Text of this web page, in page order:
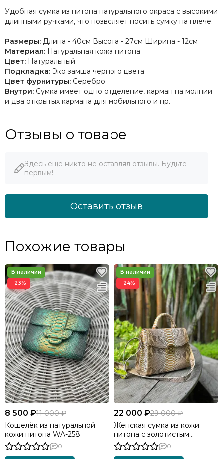
Удобная сумка из питона натурального окраса с высокими
длинными ручками, что позволяет носить сумку на плече.
Размеры: Длина - 40см Высота - 27см Ширина - 12см
Материал: Натуральная кожа питона
Цвет: Натуральный
Подкладка: Эко замша черного цвета
Цвет фурнитуры: Серебро
Внутри: Сумка имеет одно отделение, карман на молнии
и два открытых кармана для мобильного и пр.
Отзывы о товаре
Здесь еще никто не оставлял отзывы. Будьте
первым!
Оставить отзыв
Похожие товары
−23%
8 500 ₽11 000 ₽
Кошелёк из натуральной
кожи питона WA-258
0
−24%
22 000 ₽29 000 ₽
Женская сумка из кожи
питона с золотистым
градиентом BG-511
0